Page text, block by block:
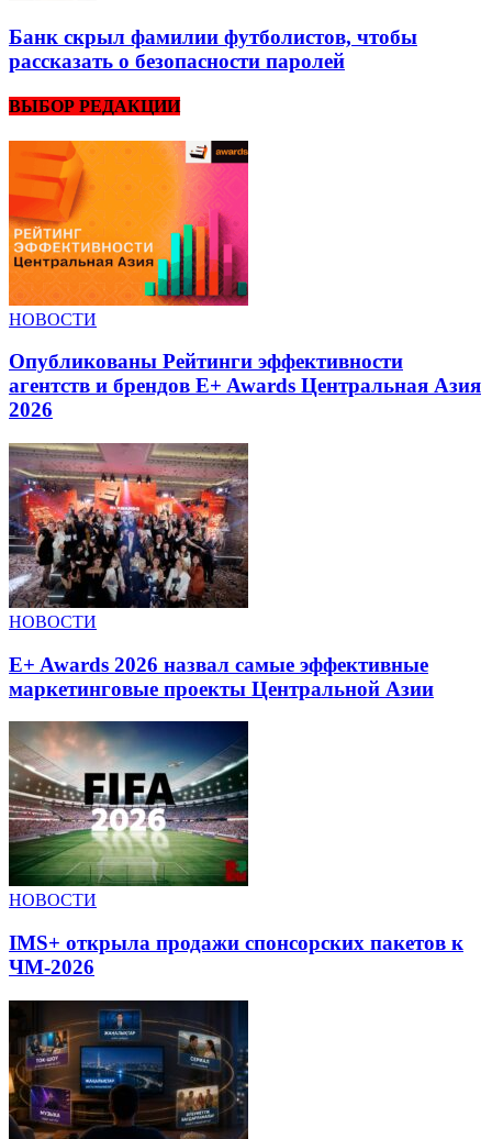
Банк скрыл фамилии футболистов, чтобы
рассказать о безопасности паролей
ВЫБОР РЕДАКЦИИ
НОВОСТИ
Опубликованы Рейтинги эффективности
агентств и брендов E+ Awards Центральная Азия
2026
НОВОСТИ
E+ Awards 2026 назвал самые эффективные
маркетинговые проекты Центральной Азии
НОВОСТИ
IMS+ открыла продажи спонсорских пакетов к
ЧМ-2026